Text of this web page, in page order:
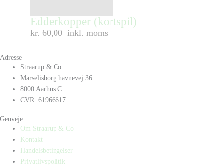
Edderkopper (kortspil)
kr. 60,00 inkl. moms
Adresse
Straarup & Co
Marselisborg havnevej 36
8000 Aarhus C
CVR: 61966617
Genveje
Om Straarup & Co
Kontakt
Handelsbetingelser
Privatlivspolitik